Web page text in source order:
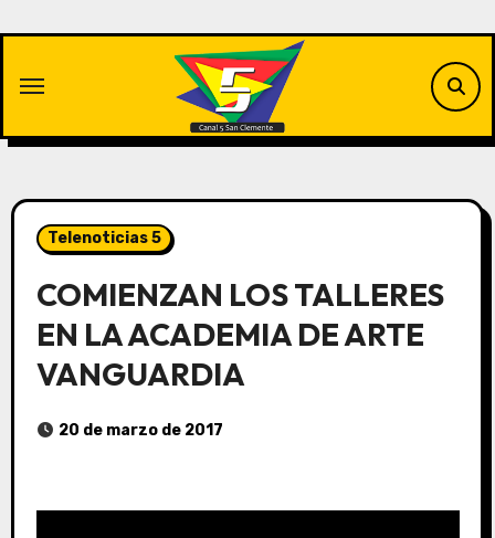
contenido
Telenoticias 5
COMIENZAN LOS TALLERES
EN LA ACADEMIA DE ARTE
VANGUARDIA
20 de marzo de 2017